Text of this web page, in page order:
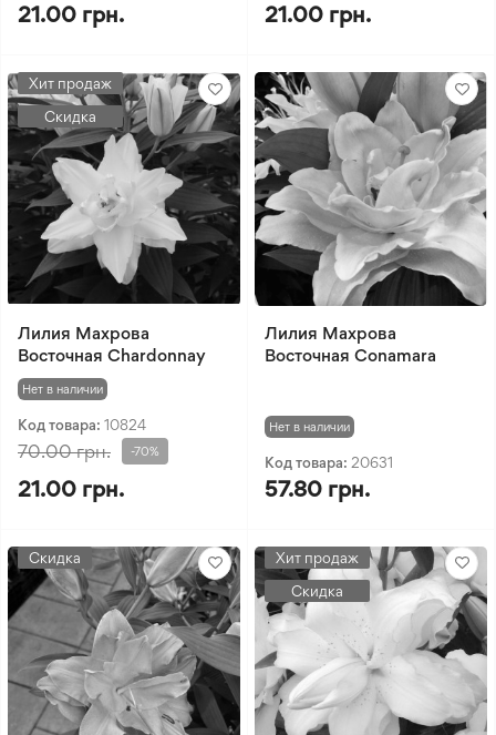
21.00 грн. 21.00 грн.
Хит продаж
Скидка
Лилия Махрова
Восточная Chardonnay
Нет в наличии
Код товара: 10824
70.00 грн. -70%
21.00 грн.
Лилия Махрова
Восточная Conamara
Нет в наличии
Код товара: 20631
57.80 грн.
Скидка
Хит продаж
Скидка